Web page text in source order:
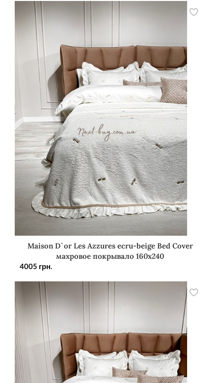
Maison D`or Les Azzures ecru-beige Bed Cover
махровое покрывало 160х240
4005 грн.